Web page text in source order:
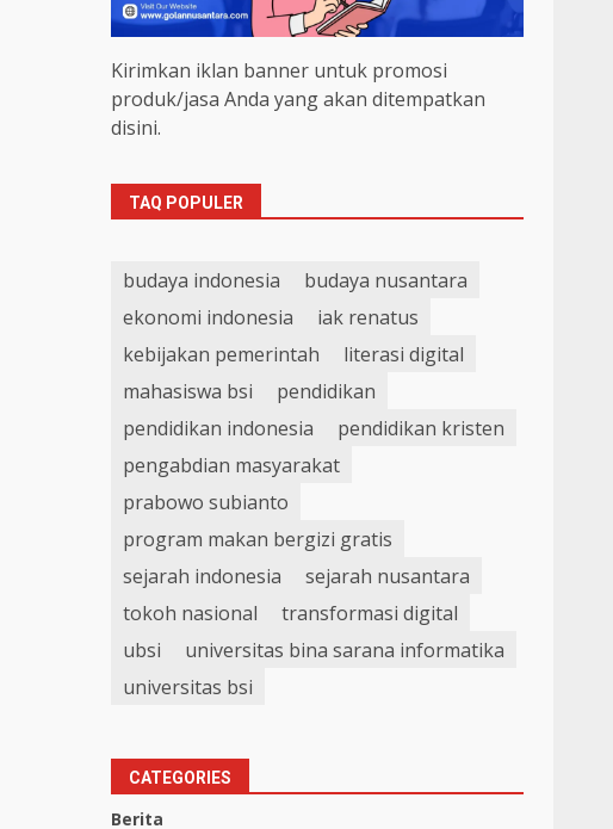
Kirimkan iklan banner untuk promosi
produk/jasa Anda yang akan ditempatkan
disini.
TAQ POPULER
budaya indonesia
budaya nusantara
ekonomi indonesia
iak renatus
kebijakan pemerintah
literasi digital
mahasiswa bsi
pendidikan
pendidikan indonesia
pendidikan kristen
pengabdian masyarakat
prabowo subianto
program makan bergizi gratis
sejarah indonesia
sejarah nusantara
tokoh nasional
transformasi digital
ubsi
universitas bina sarana informatika
universitas bsi
CATEGORIES
Berita